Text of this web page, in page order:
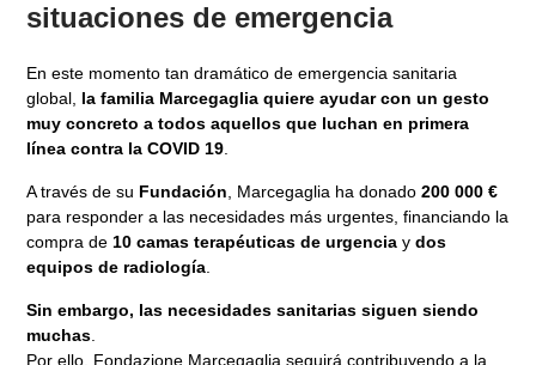
situaciones de emergencia
En este momento tan dramático de emergencia sanitaria
global, la familia Marcegaglia quiere ayudar con un gesto
muy concreto a todos aquellos que luchan en primera
línea contra la COVID 19
A través de su Fundación , Marcegaglia ha donado200 000 €
para responder a las necesidades más urgentes, financiando la
compra de 10 camas terapéuticas de urgencia ydos
equipos de radiología
Sin embargo, las necesidades sanitarias siguen siendo
muchas
Por ello, Fondazione Marcegaglia seguirá contribuyendo a la